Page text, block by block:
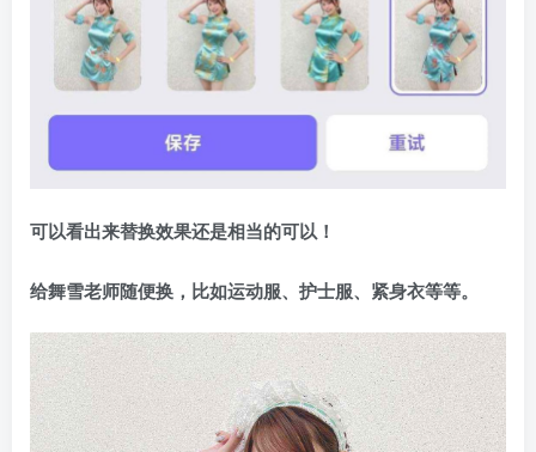
可以看出来替换效果还是相当的可以！
给舞雪老师随便换，比如运动服、护士服、紧身衣等等。